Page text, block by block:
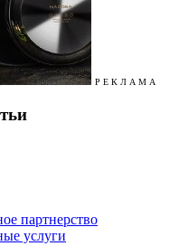
Р Е К Л А М А
партнерство
услуги